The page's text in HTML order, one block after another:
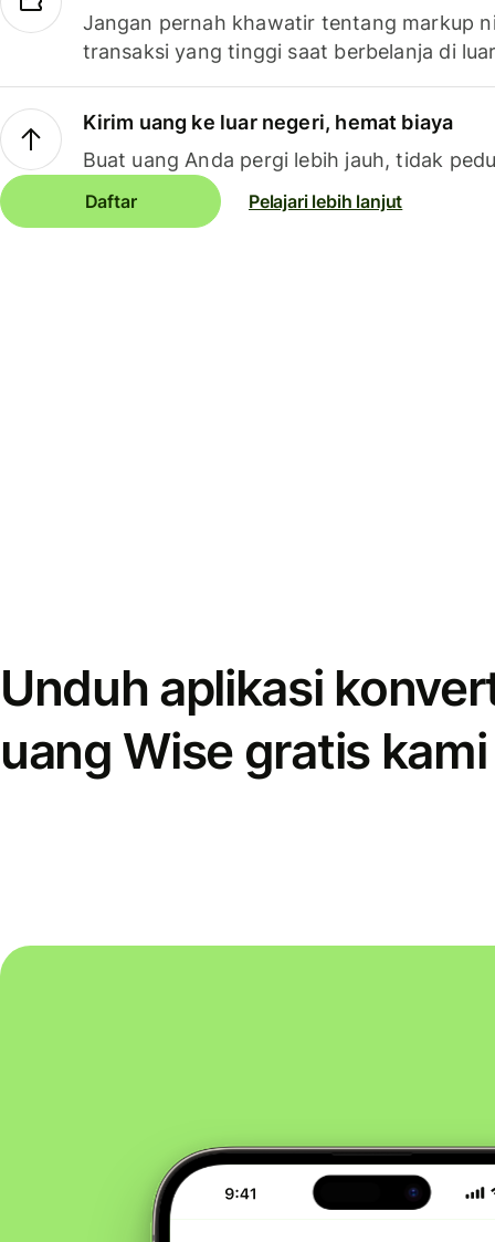
Jangan pernah khawatir tentang markup
transaksi yang tinggi saat berbelanja di
Kirim uang ke luar negeri, hemat biaya
Buat uang Anda pergi lebih jauh, tidak
Daftar Pelajari lebih lanjut
Unduh aplikasi
uang Wise gratis kami